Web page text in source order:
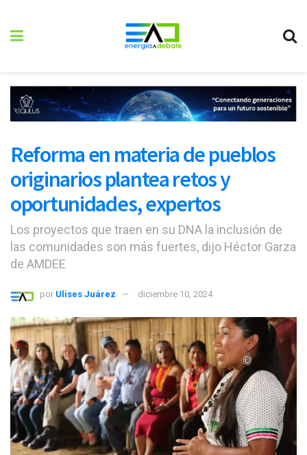
Reforma en materia de pueblos
originarios plantea retos y
oportunidades, expertos
Los proyectos que traen en su DNA la inclusión de
las comunidades son más fuertes, dijo Héctor Garza
de AMDEE
por Ulises Juárez diciembre 10, 2024